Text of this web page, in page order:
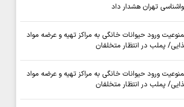
تهران هشدار داد
ورود حیوانات خانگی به مراکز تهیه و عرضه مواد
پملب در انتظار متخلفان
ورود حیوانات خانگی به مراکز تهیه و عرضه مواد
پملب در انتظار متخلفان